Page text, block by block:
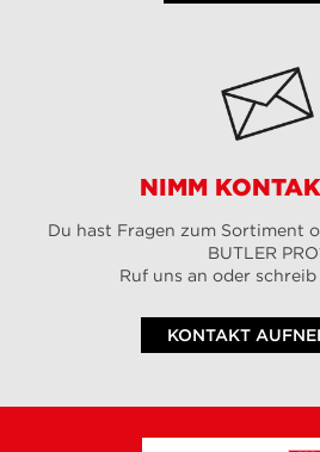
NIMM
Du hast Fragen zum Sortiment
BUTLER
Ruf uns an oder schreib
KONTAKT